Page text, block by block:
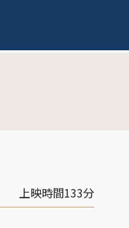
上映時間133分